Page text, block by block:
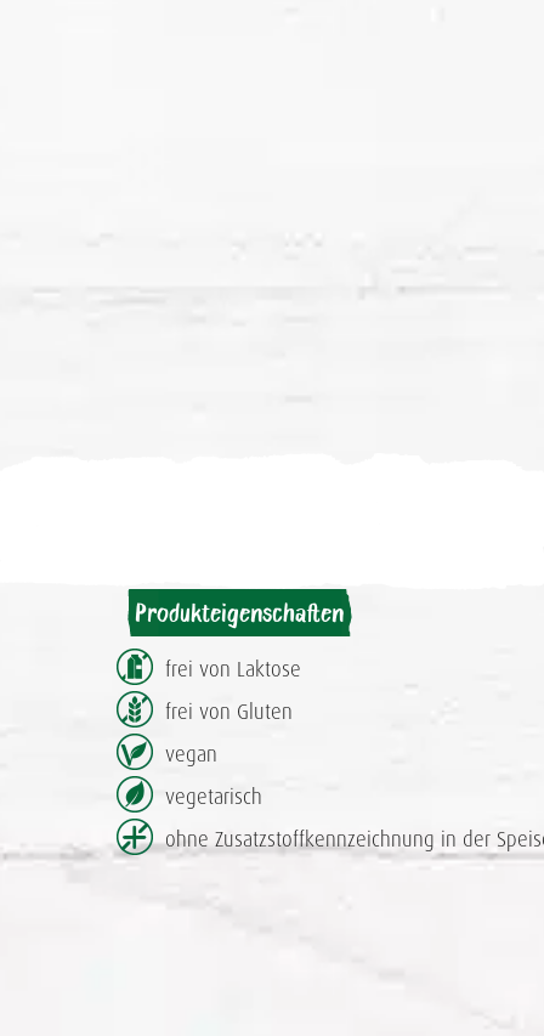
Produkteigenschaften
frei von Laktose
frei von Gluten
vegan
vegetarisch
ohne Zusatzstoff­kennzeichnung in der